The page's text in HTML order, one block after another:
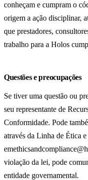
conheçam e cumpram o
origem a ação disciplinar,
que prestadores,
trabalho para a Holos
Questões e preocupações
Se tiver uma questão ou
seu representante de
Conformidade. Pode
através da Linha de Ética
em
violação da lei, pode
entidade governamental.